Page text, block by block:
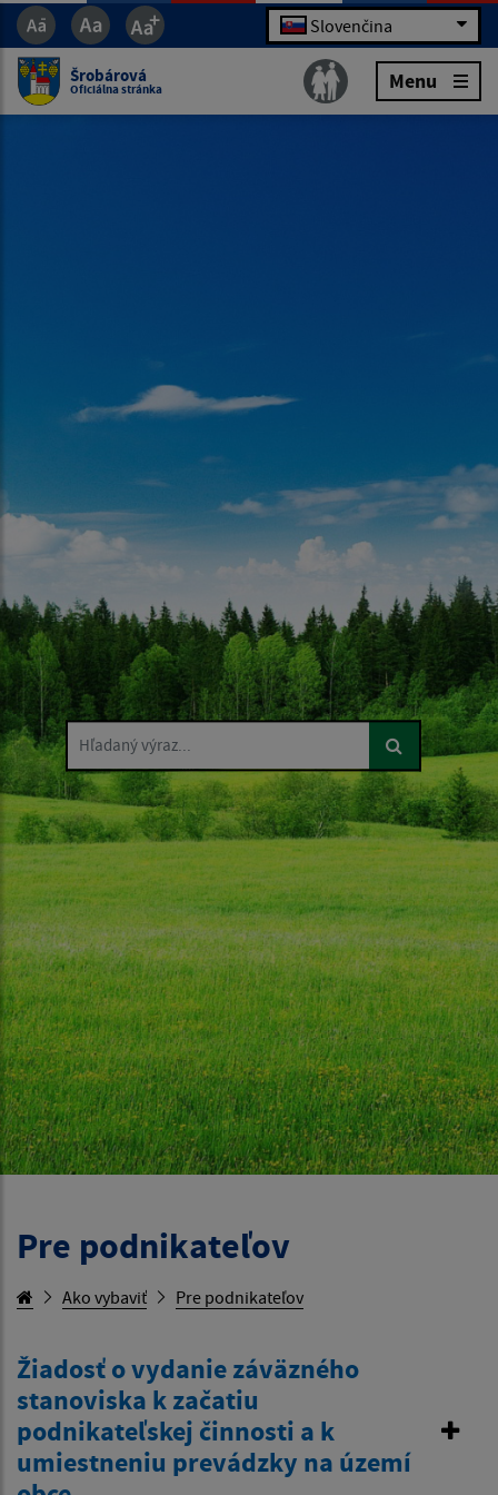
Slovenčina
Šrobárová
Oficiálna stránka Menu
Hľadaný výraz...
Pre podnikateľov
Ako vybaviť Pre podnikateľov
Žiadosť o vydanie záväzného
stanoviska k začatiu
podnikateľskej činnosti a k
umiestneniu prevádzky na území